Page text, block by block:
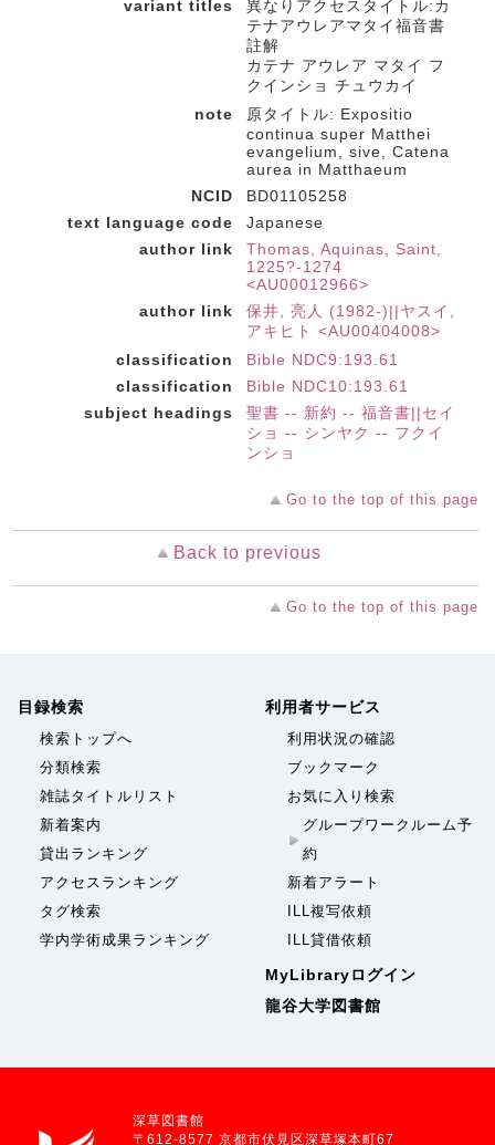
variant titles
異なりアクセスタイトル:カ
テナアウレアマタイ福音書
註解
カテナ アウレア マタイ フ
クインショ チュウカイ
note
原タイトル: Expositio
continua super Matthei
evangelium, sive, Catena
aurea in Matthaeum
NCID
BD01105258
text language code
Japanese
author link
Thomas, Aquinas, Saint,
1225?-1274
<AU00012966>
author link
保井, 亮人 (1982-)||ヤスイ,
アキヒト <AU00404008>
classification
Bible NDC9:193.61
classification
Bible NDC10:193.61
subject headings
聖書 -- 新約 -- 福音書||セイ
ショ -- シンヤク -- フクイ
ンショ
Go to the top of this page
Back to previous
Go to the top of this page
目録検索
検索トップへ
分類検索
雑誌タイトルリスト
新着案内
貸出ランキング
アクセスランキング
タグ検索
学内学術成果ランキング
利用者サービス
利用状況の確認
ブックマーク
お気に入り検索
グループワークルーム予
約
新着アラート
ILL複写依頼
ILL貸借依頼
MyLibraryログイン
龍谷大学図書館
深草図書館
〒612-8577 京都市伏見区深草塚本町67